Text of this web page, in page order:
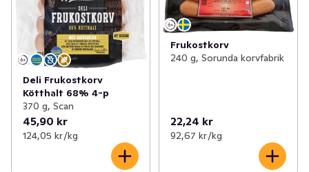
Kyckling & fågel (109)
Korv (154)
✓ Bullar, biffar & nuggets
✓ Bacon & fläsk (25)
✓ Delikatesschark
Blodpudding & sylta (7)
Grillkorv (25)
Kryddkorv (44)
Varm- & wienerkorv
✓ Kyckling- och kalkonkorv
✓ Färsk korv & salsiccia
(11)
Deli Frukostkorv
Kötthalt 68% 4-p
370 g, Scan
45,90 kr
124,05 kr /kg
Frukostkorv
240 g, Sorunda korvfabrik
22,24 kr
92,67 kr /kg